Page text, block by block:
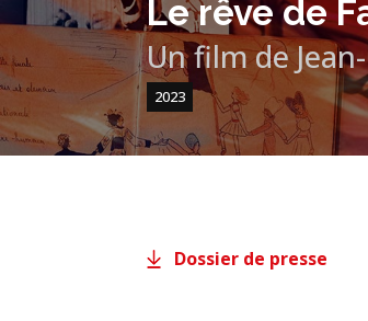
Le rêve de
Un film de
2023
Dossier de presse